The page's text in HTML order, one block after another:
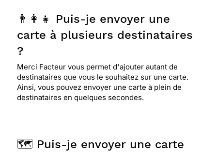
👨‍👩‍👧 Puis-je envoyer une
carte à plusieurs destinataires
?
Merci Facteur vous permet d'ajouter autant de
destinataires que vous le souhaitez sur une carte.
Ainsi, vous pouvez envoyer une carte à plein de
destinataires en quelques secondes.
🗺️ Puis-je envoyer une carte